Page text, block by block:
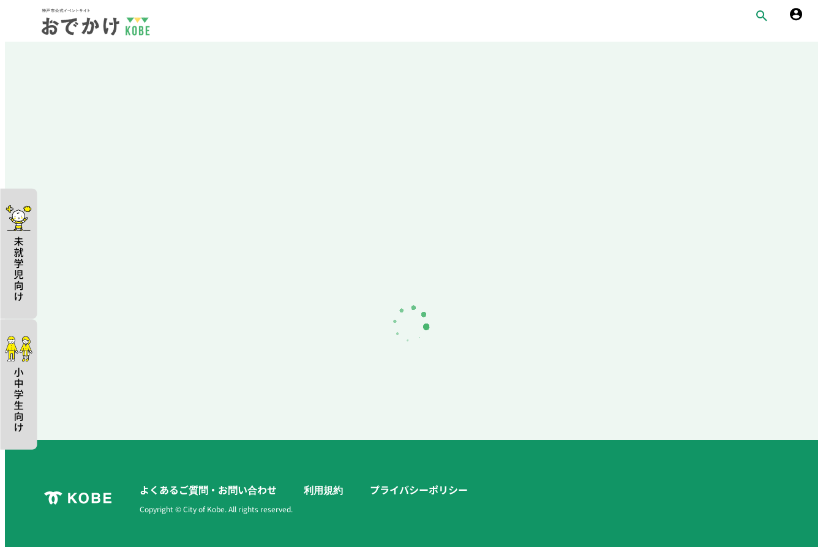
よくあるご質問・お問い合わせ 利用規約 プライバシーポリシー
Copyright © City of Kobe. All rights reserved.